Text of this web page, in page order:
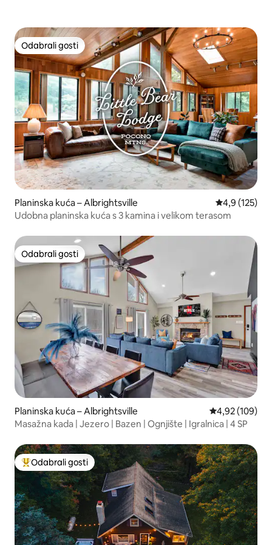
Odabrali gosti
Odabrali gosti
Planinska kuća – Albrightsville Prosječna
4,9 (125)
Udobna planinska kuća s 3 kamina i velikom terasom
Odabrali gosti
Odabrali gosti
Planinska kuća – Albrightsville Prosječna
4,92 (109)
Masažna kada | Jezero | Bazen | Ognjište | Igralnica | 4 SP
Među najviše rangiranima s oznakom „Odabrali gosti”
Odabrali gosti